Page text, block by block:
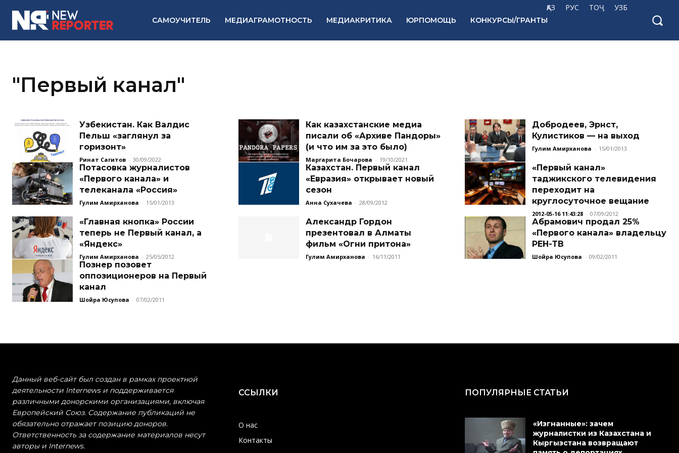
ҚАЗ РУС ТОҶ УЗБ
САМОУЧИТЕЛЬ МЕДИАГРАМОТНОСТЬ МЕДИАКРИТИКА ЮРПОМОЩЬ КОНКУРСЫ/ГРАНТЫ
"Первый канал"
Узбекистан. Как Валдис
Пельш «заглянул за
горизонт»
Ринат Сагитов - 30/09/2022
Как казахстанские медиа
писали об «Архиве Пандоры»
(и что им за это было)
Маргарита Бочарова - 19/10/2021
Добродеев, Эрнст,
Кулистиков — на выход
Гулим Амирханова - 15/01/2013
Потасовка журналистов
«Первого канала» и
телеканала «Россия»
Гулим Амирханова - 15/01/2013
Казахстан. Первый канал
«Евразия» открывает новый
сезон
Анна Сухачева - 28/09/2012
«Первый канал»
таджикского телевидения
переходит на
круглосуточное вещание
2012-05-16 11:43:28 - 07/09/2012
«Главная кнопка» России
теперь не Первый канал, а
«Яндекс»
Гулим Амирханова - 25/05/2012
Александр Гордон
презентовал в Алматы
фильм «Огни притона»
Гулим Амирханова - 16/11/2011
Абрамович продал 25%
«Первого канала» владельцу
РЕН-ТВ
Шойра Юсупова - 09/02/2011
Познер позовет
оппозиционеров на Первый
канал
Шойра Юсупова - 07/02/2011
Данный веб-сайт был создан в рамках проектной
деятельности Internews и поддерживается
различными донорскими организациями, включая
Европейский Союз. Содержание публикаций не
обязательно отражает позицию доноров.
Ответственность за содержание материалов несут
авторы и Internews.
ССЫЛКИ
О нас
Контакты
ПОПУЛЯРНЫЕ СТАТЬИ
«Изгнанные»: зачем
журналистки из Казахстана и
Кыргызстана возвращают